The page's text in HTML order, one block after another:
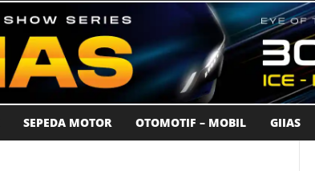
SEPEDA MOTOR OTOMOTIF – MOBIL GIIAS